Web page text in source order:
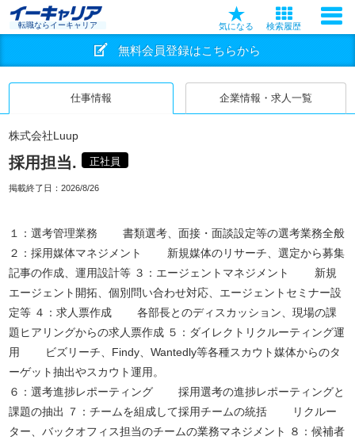
転職ならイーキャリア 気になる 検索履歴
無料会員登録はこちらから
仕事情報 企業情報・求人一覧
株式会社Luup
採用担当. 正社員
掲載終了日： 2026/8/26
１：選考管理業務 書類選考、面接・面談設定等の選考業務全般
２：採用媒体マネジメント 新規媒体のリサーチ、選定から募集
記事の作成、運用設計等 ３：エージェントマネジメント 新規
エージェント開拓、個別問い合わせ対応、エージェントセミナー設
定等 ４：求人票作成 各部長とのディスカッション、現場の課
題ヒアリングからの求人票作成 ５：ダイレクトリクルーティング運
用 ビズリーチ、Findy、Wantedly等各種スカウト媒体からのタ
ーゲット抽出やスカウト運用。
６：選考進捗レポーティング 採用選考の進捗レポーティングと
課題の抽出 ７：チームを組成して採用チームの統括 リクルー
ター、バックオフィス担当のチームの業務マネジメント ８：候補者